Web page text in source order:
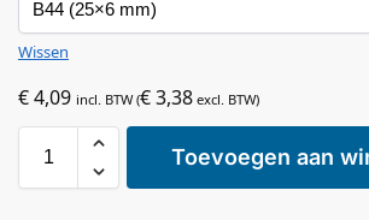
Wissen
€4,09 incl. BTW (€3,38 excl. BTW)
Toevoegen aan